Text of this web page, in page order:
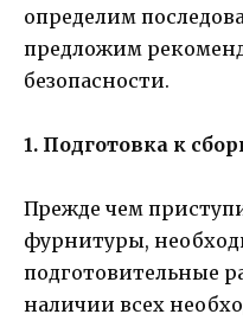
определим
предложим
безопасности.
1. Подготовка к
Прежде чем
фурнитуры,
подготовительные
наличии всех